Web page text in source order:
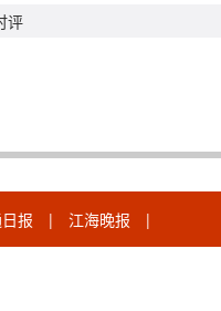
评
报 | 江海晚报 |